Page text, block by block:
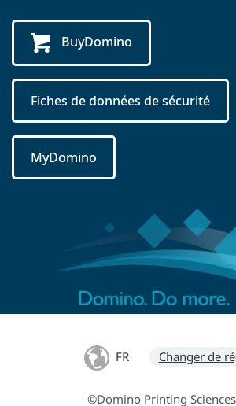
BuyDomino
Fiches de données de sécurité
MyDomino
FR Changer de
©Domino Printing